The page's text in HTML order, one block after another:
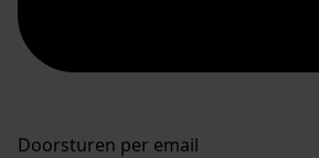
Doorsturen per email